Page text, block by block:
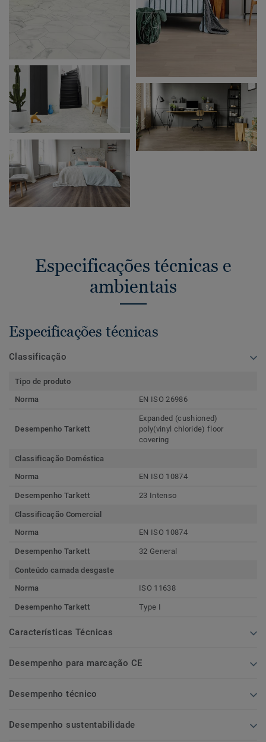
Especificações técnicas e
ambientais
Especificações técnicas
Classificação
Tipo de produto
Norma
EN ISO 26986
Desempenho Tarkett
Expanded (cushioned)
poly(vinyl chloride) floor
covering
Classificação Doméstica
Norma
EN ISO 10874
Desempenho Tarkett 23 Intenso
Classificação Comercial
Norma
EN ISO 10874
Desempenho Tarkett 32 General
Conteúdo camada desgaste
Norma
ISO 11638
Desempenho Tarkett Type I
Características Técnicas
Desempenho para marcação CE
Desempenho técnico
Desempenho sustentabilidade